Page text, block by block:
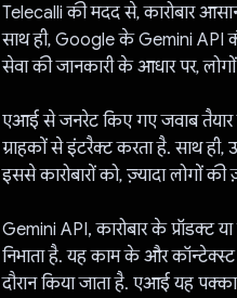
Telecalli की मदद से, कारोबार
साथ ही, Google के Gemini API
सेवा की जानकारी के आधार पर,
एआई से जनरेट किए गए जवाब तैयार
ग्राहकों से इंटरैक्ट करता है. साथ ही,
इससे कारोबारों को, ज़्यादा लोगों
Gemini API, कारोबार के
निभाता है. यह काम के और
दौरान किया जाता है. एआई यह